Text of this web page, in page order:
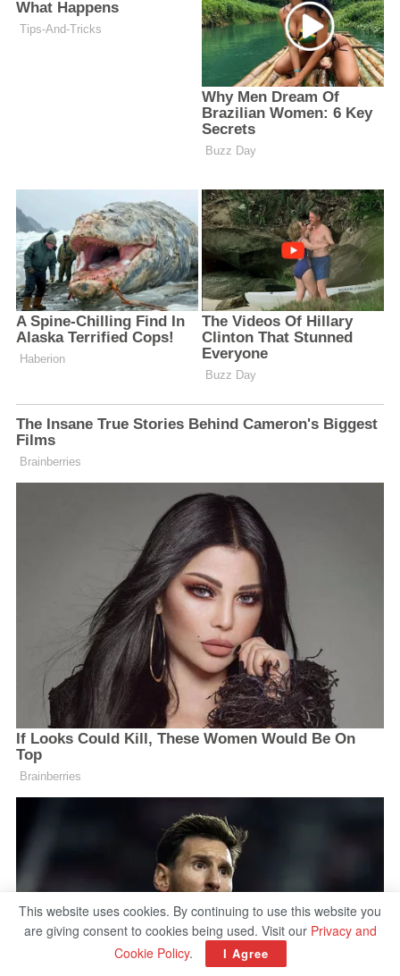
This website uses cookies. By continuing to use this website you
are giving consent to cookies being used. Visit our Privacy and
Cookie Policy. I Agree